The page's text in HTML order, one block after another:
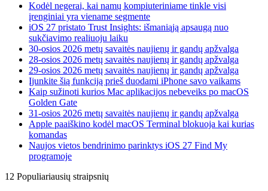
Kodėl negerai, kai namų kompiuteriniame tinkle visi
įrenginiai yra viename segmente
iOS 27 pristato Trust Insights: išmaniąją apsaugą nuo
sukčiavimo realiuoju laiku
30-osios 2026 metų savaitės naujienų ir gandų apžvalga
28-osios 2026 metų savaitės naujienų ir gandų apžvalga
29-osios 2026 metų savaitės naujienų ir gandų apžvalga
Įjunkite šią funkciją prieš duodami iPhone savo vaikams
Kaip sužinoti kurios Mac aplikacijos nebeveiks po macOS
Golden Gate
31-osios 2026 metų savaitės naujienų ir gandų apžvalga
Apple paaiškino kodėl macOS Terminal blokuoja kai kurias
komandas
Naujos vietos bendrinimo parinktys iOS 27 Find My
programoje
12 Populiariausių straipsnių